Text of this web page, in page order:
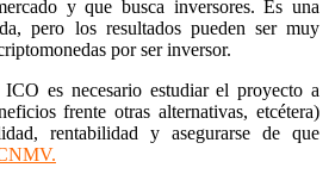
y que busca inversores. Es una
pero los resultados pueden ser muy
por ser inversor.
es necesario estudiar el proyecto a
frente otras alternativas, etcétera)
rentabilidad y asegurarse de que
.